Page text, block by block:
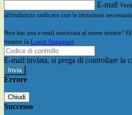
E-mail
all'indirizzo indicato con le istruzioni
Non hai una e-mail associata al nome utente?
tramite la Login Spaggiari
E-mail inviata, si prega di controllare la
Errore
Chiudi
Successo